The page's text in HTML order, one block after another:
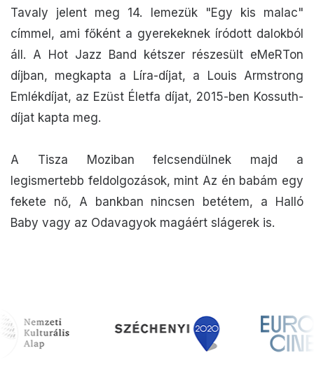
Tavaly jelent meg 14. lemezük "Egy kis malac"
címmel, ami főként a gyerekeknek íródott dalokból
áll. A Hot Jazz Band kétszer részesült eMeRTon
díjban, megkapta a Líra-díjat, a Louis Armstrong
Emlékdíjat, az Ezüst Életfa díjat, 2015-ben Kossuth-
díjat kapta meg.
A Tisza Moziban felcsendülnek majd a
legismertebb feldolgozások, mint Az én babám egy
fekete nő, A bankban nincsen betétem, a Halló
Baby vagy az Odavagyok magáért slágerek is.